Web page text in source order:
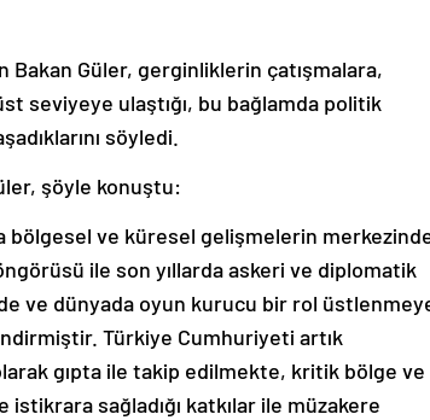
Güler, gerginliklerin çatışmalara,
seviyeye ulaştığı, bu bağlamda politik
söyledi.
şöyle konuştu:
bölgesel ve küresel gelişmelerin
ile son yıllarda askeri ve diplomatik
ve dünyada oyun kurucu bir rol
Türkiye Cumhuriyeti artık
gıpta ile takip edilmekte, kritik bölge ve
sağladığı katkılar ile müzakere